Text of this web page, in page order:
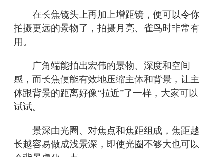
在长焦镜头上再加上增距镜，便可以令你
拍摄更远的景物了，拍摄月亮、雀鸟时非常有
用。
广角端能拍出宏伟的景物、深度和空间
感，而长焦便能有效地压缩主体和背景，让主
体跟背景的距离好像“拉近”了一样，大家可以
试试。
景深由光圈、对焦点和焦距组成，焦距越
长越容易做成浅景深，即使光圈不够大也可以